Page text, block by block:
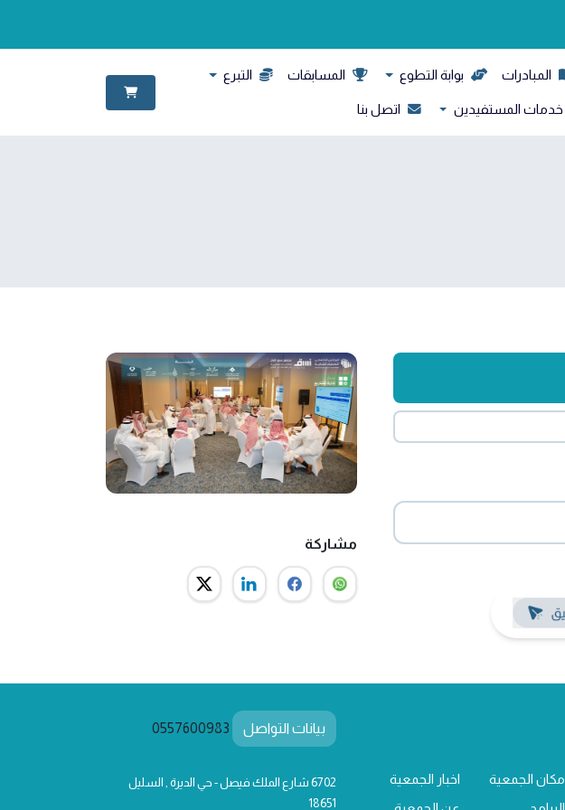
المبادرات بوابة التطوع المسابقات التبرع
خدمات المستفيدين اتصل بنا
مشاركة
مكان الجمعية
اخبار الجمعية
بيانات التواصل 0557600983
6702 شارع الملك فيصل - حي الديرة , السليل
18651